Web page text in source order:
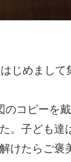
じめまして
コピーを
。子ども達
けたらご